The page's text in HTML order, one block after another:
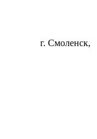
г. Смоленск,